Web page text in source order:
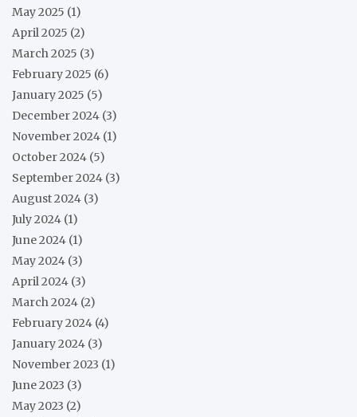
May 2025 (1)
April 2025 (2)
March 2025 (3)
February 2025 (6)
January 2025 (5)
December 2024 (3)
November 2024 (1)
October 2024 (5)
September 2024 (3)
August 2024 (3)
July 2024 (1)
June 2024 (1)
May 2024 (3)
April 2024 (3)
March 2024 (2)
February 2024 (4)
January 2024 (3)
November 2023 (1)
June 2023 (3)
May 2023 (2)